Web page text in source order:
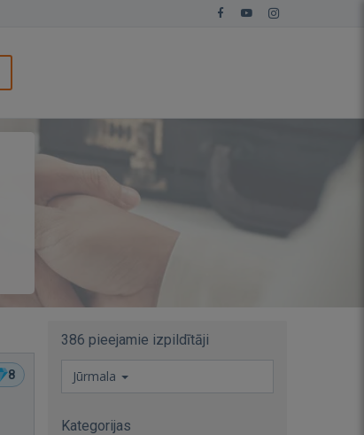
8
386 pieejamie izpildītāji
Jūrmala
Kategorijas